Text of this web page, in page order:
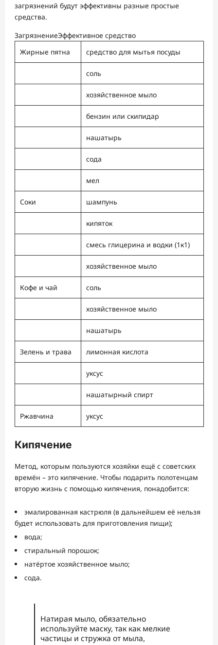
загрязнений будут эффективны разные простые
средства.
ЗагрязнениеЭффективное средство
Жирные пятна
средство для мытья посуды
соль
хозяйственное мыло
бензин или скипидар
нашатырь
сода
мел
Соки шампунь
кипяток
смесь глицерина и водки (1к1)
хозяйственное мыло
Кофе и чай соль
хозяйственное мыло
нашатырь
Зелень и трава лимонная кислота
уксус
нашатырный спирт
Ржавчина уксус
Кипячение
Метод, которым пользуются хозяйки ещё с советских
времён – это кипячение. Чтобы подарить полотенцам
вторую жизнь с помощью кипячения, понадобится:
эмалированная кастрюля (в дальнейшем её нельзя
будет использовать для приготовления пищи);
вода;
стиральный порошок;
натёртое хозяйственное мыло;
сода.
Натирая мыло, обязательно
используйте маску, так как мелкие
частицы и стружка от мыла,